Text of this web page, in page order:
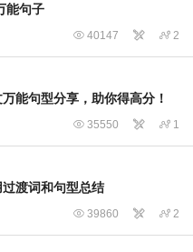
能句子
 40147   2
能句型分享，助你得高分！
 35550   1
过渡词和句型总结
 39860   2